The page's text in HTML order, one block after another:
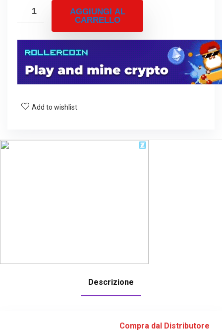
AGGIUNGI AL
CARRELLO
Add to wishlist
Descrizione
Compra dal Distributore